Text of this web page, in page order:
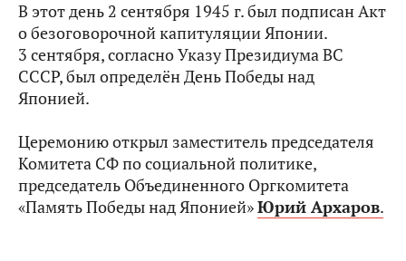
В этот день 2 сентября 1945 г. был подписан Акт
о безоговорочной капитуляции Японии.
3 сентября, согласно Указу Президиума ВС
СССР, был определён День Победы над
Японией.
Церемонию открыл заместитель председателя
Комитета СФ по социальной политике,
председатель Объединенного Оргкомитета
«Память Победы над Японией»Юрий Архаров.